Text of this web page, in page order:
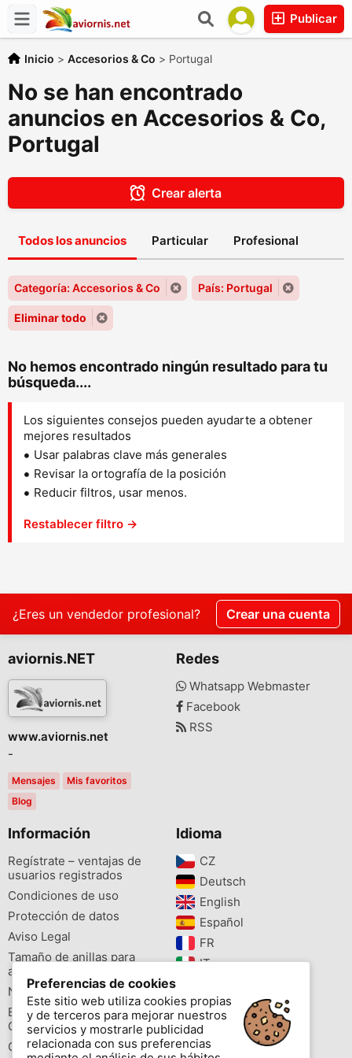
Publicar
Inicio > Accesorios & Co > Portugal
No se han encontrado
anuncios en Accesorios & Co,
Portugal
Crear alerta
Todos los anuncios Particular Profesional
Categoría: Accesorios & Co País: Portugal
Eliminar todo
No hemos encontrado ningún resultado para tu
búsqueda....
Los siguientes consejos pueden ayudarte a obtener
mejores resultados
Usar palabras clave más generales
Revisar la ortografía de la posición
Reducir filtros, usar menos.
Restablecer filtro →
¿Eres un vendedor profesional? Crear una cuenta
aviornis.NET
www.aviornis.net
-
Mensajes
Mis favoritos
Blog
Redes
Whatsapp Webmaster
Facebook
RSS
Información
Regístrate – ventajas de
usuarios registrados
Condiciones de uso
Protección de datos
Aviso Legal
Tamaño de anillas para
aves
Newsletter
Buscador de especies
Cites
Colores de las anillas
Idioma
CZ‎
Deutsch‎
English‎
Español‎
FR‎
IT‎
PL‎
PT‎
Preferencias de cookies
Este sitio web utiliza cookies propias
y de terceros para mejorar nuestros
servicios y mostrarle publicidad
relacionada con sus preferencias